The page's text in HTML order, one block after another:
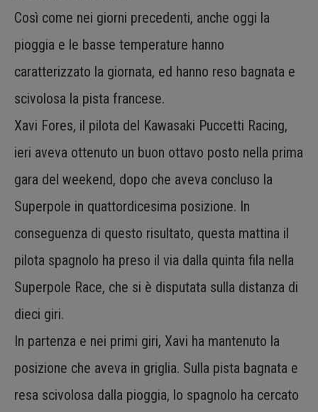
Così come nei giorni precedenti, anche oggi la
pioggia e le basse temperature hanno
caratterizzato la giornata, ed hanno reso bagnata e
scivolosa la pista francese.
Xavi Fores, il pilota del Kawasaki Puccetti Racing,
ieri aveva ottenuto un buon ottavo posto nella prima
gara del weekend, dopo che aveva concluso la
Superpole in quattordicesima posizione. In
conseguenza di questo risultato, questa mattina il
pilota spagnolo ha preso il via dalla quinta fila nella
Superpole Race, che si è disputata sulla distanza di
dieci giri.
In partenza e nei primi giri, Xavi ha mantenuto la
posizione che aveva in griglia. Sulla pista bagnata e
resa scivolosa dalla pioggia, lo spagnolo ha cercato